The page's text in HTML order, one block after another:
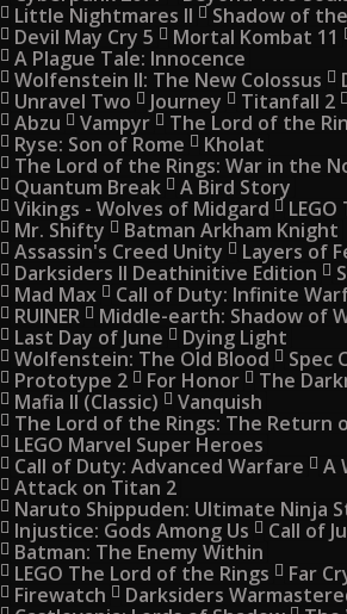
Little Nightmares II
Shadow of
Devil May Cry 5
Mortal Kombat 11
A Plague Tale: Innocence
Wolfenstein II: The New Colossus
Unravel Two
Journey Titanfall 2
Abzu
Vampyr
The Lord of the
Ryse: Son of Rome
Kholat
The Lord of the Rings: War in the
Quantum Break
A Bird Story
Vikings - Wolves of Midgard
Mr. Shifty
Batman Arkham Knight
Assassin's Creed Unity
Layers of
Darksiders II Deathinitive Edition
Mad Max
Call of Duty: Infinite
RUINER
Middle-earth: Shadow of
Last Day of June
Dying Light
Wolfenstein: The Old Blood
Spec
Prototype 2
For Honor
The
Mafia II (Classic)
Vanquish
The Lord of the Rings: The Return
LEGO Marvel Super Heroes
Call of Duty: Advanced Warfare
A
Attack on Titan 2
Naruto Shippuden: Ultimate Ninja
Injustice: Gods Among Us
Call of
Batman: The Enemy Within
LEGO The Lord of the Rings
Far
Firewatch
Darksiders